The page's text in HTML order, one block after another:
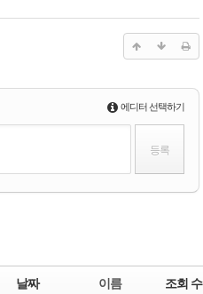
에디터 선택하기
날짜 이름 조회 수